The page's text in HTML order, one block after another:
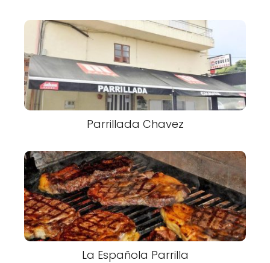
Parrillada Chavez
La Española Parrilla